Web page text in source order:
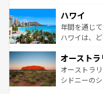
ば市内交通費
着のスイス
のような巨
ンメントが
西部には大
部のニュー
文化が魅力
しみながら
ハワイ
年間を通じ
ハワイは、
ワイ島は見
島だが、静
おすすめ。
オーストラ
オーストラ
シドニーの